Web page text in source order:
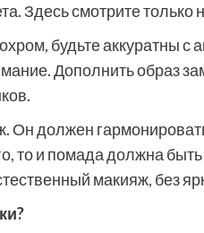
Здесь смотрите только
будьте аккуратны с
Дополнить образ
Он должен
то и помада должна
макияж, без